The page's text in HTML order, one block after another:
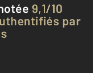
9,1/10
par
clients